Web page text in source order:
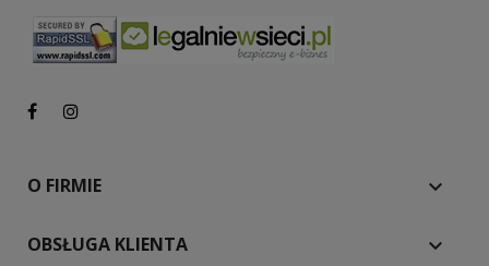
O FIRMIE 
OBSŁUGA KLIENTA 